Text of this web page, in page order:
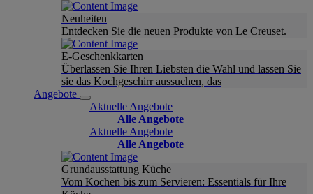
Neuheiten
Entdecken Sie die neuen Produkte von Le Creuset.
E-Geschenkkarten
Überlassen Sie Ihren Liebsten die Wahl und lassen Sie
sie das Kochgeschirr aussuchen, das
Angebote
Aktuelle Angebote
Alle Angebote
Aktuelle Angebote
Alle Angebote
Grundausstattung Küche
Vom Kochen bis zum Servieren: Essentials für Ihre